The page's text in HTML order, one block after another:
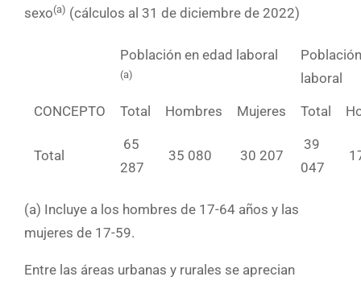
sexo(a) (cálculos al 31 de diciembre de 2022)
Población en edad laboral
(a)
laboral
CONCEPTO Total Hombres Mujeres Total
Total
65
287
35 080 30 207
39
047
(a) Incluye a los hombres de 17-64 años y las
mujeres de 17-59.
Entre las áreas urbanas y rurales se aprecian